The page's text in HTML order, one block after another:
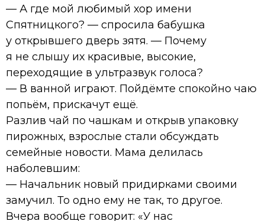
— А где мой любимый хор имени
Спятницкого? — спросила бабушка
у открывшего дверь зятя. — Почему
я не слышу их красивые, высокие,
переходящие в ультразвук голоса?
— В ванной играют. Пойдёмте спокойно чаю
попьём, прискачут ещё.
Разлив чай по чашкам и открыв упаковку
пирожных, взрослые стали обсуждать
семейные новости. Мама делилась
наболевшим:
— Начальник новый придирками своими
замучил. То одно ему не так, то другое.
Вчера вообще говорит: «У нас